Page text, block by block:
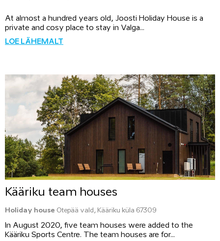
At almost a hundred years old, Joosti Holiday House is a
private and cosy place to stay in Valga...
LOE LÄHEMALT
Kääriku team houses
Holiday house Otepää vald, Kääriku küla 67309
In August 2020, five team houses were added to the
Kääriku Sports Centre. The team houses are for...